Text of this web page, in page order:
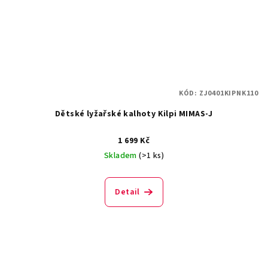
Dětské lyžařské kalhoty Kilpi MIMAS-J
1 699 Kč
Skladem(>1 ks)
Detail
KÓD: ZJ0401KIPNK110